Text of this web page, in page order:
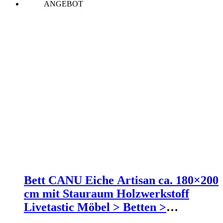
152,60 €84,07 €.
ANGEBOT
Bett CANU Eiche Artisan ca. 180×200
cm mit Stauraum Holzwerkstoff
Livetastic Möbel > Betten >